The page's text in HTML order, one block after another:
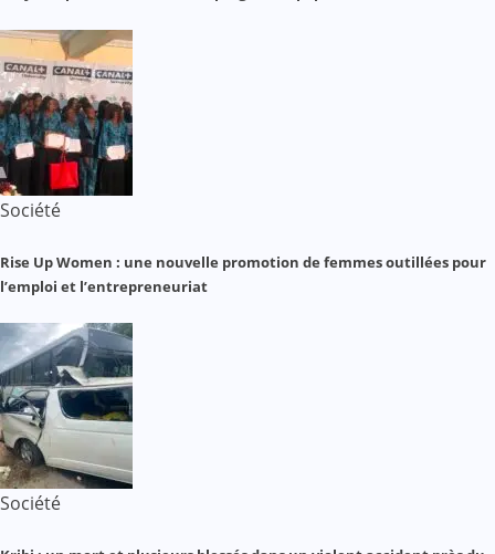
Société
Rise Up Women : une nouvelle promotion de femmes outillées pour
l’emploi et l’entrepreneuriat
Société